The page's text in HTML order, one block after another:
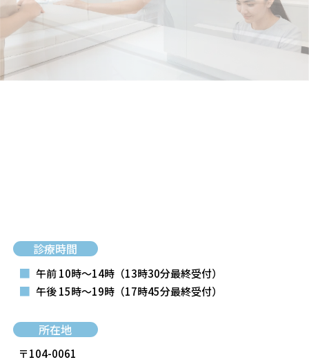
診療時間
■ 午前 10時～14時 （13時30分最終受付）
■ 午後 15時～19時 （17時45分最終受付）
所在地
〒104-0061